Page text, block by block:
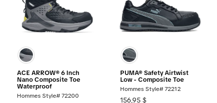
ACE ARROW® 6 Inch
Nano Composite Toe
Waterproof
Hommes Style# 72200
PUMA® Safety Airtwist
Low - Composite Toe
Hommes Style# 72212
156,95 $